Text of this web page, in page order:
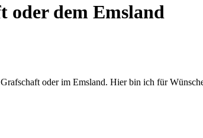
oder dem Emsland
oder im Emsland. Hier bin ich für